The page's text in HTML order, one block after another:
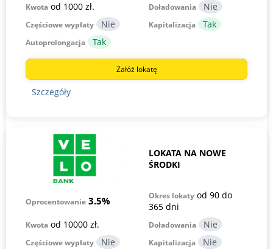
Kwota od 1000 zł.
Doładowania
Częściowe wypłaty
Kapitalizacja
Autoprolongacja
Załóż lokatę
Szczegóły
LOKATA NA NOWE
ŚRODKI
Oprocentowanie 3.5% Okres lokaty od 90 do
365 dni
Kwota od 10000 zł.
Doładowania
Częściowe wypłaty
Kapitalizacja